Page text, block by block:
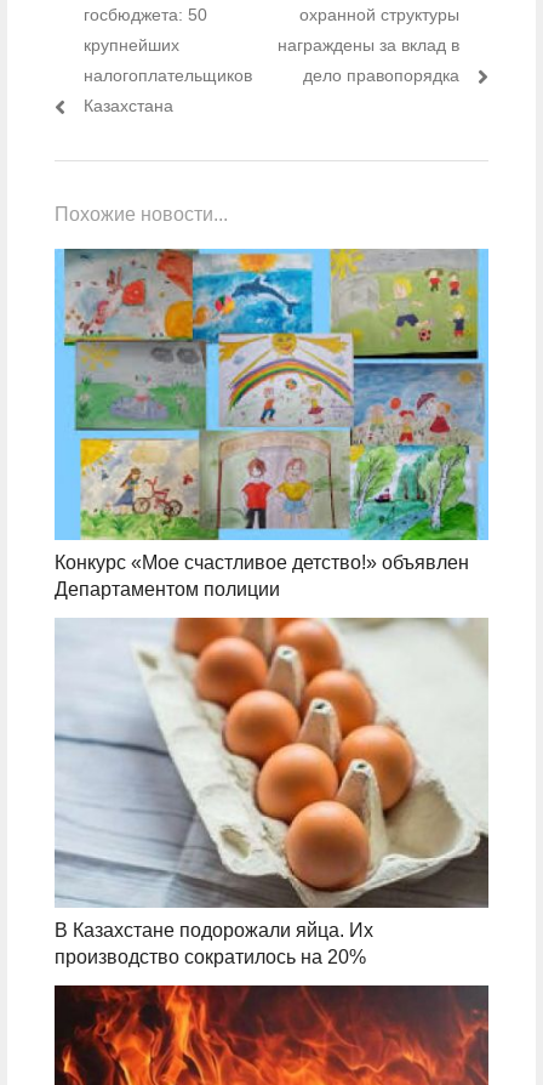
госбюджета: 50
крупнейших
налогоплательщиков
Казахстана
охранной структуры
награждены за вклад в
дело правопорядка
Похожие новости...
Конкурс «Мое счастливое детство!» объявлен
Департаментом полиции
В Казахстане подорожали яйца. Их
производство сократилось на 20%